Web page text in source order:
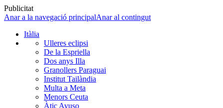
Publicitat
Anar a la navegació principalAnar al contingut
Itàlia
Ulleres eclipsi
De la Espriella
Dos anys Illa
Granollers Paraguai
Institut Tailàndia
Multa a Meta
Menors Ceuta
Àtic Ayuso